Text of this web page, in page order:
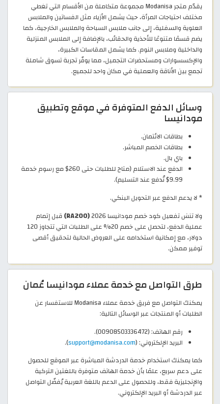
يقدّم متجر Modanisa مجموعة متكاملة من الأقسام التي تغطي
مختلف احتياجات المرأة، حيث يشمل الأزياء مثل الفساتين والملابس
العلوية والسفلية، إلى جانب ملابس السباحة والملابس الخارجية، كما
يضم قسمًا متنوعًا للأحذية والحقائب، بالإضافة إلى الملابس المنزلية
والداخلية وملابس النوم. كما يشمل المقاسات الكبيرة،
والإكسسوارات ومستحضرات التجميل، مما يوفّر تجربة تسوق شاملة
تجمع بين الأناقة والعملية في مكان واحد للجميع.
وسائل الدفع المتوفرة في موقع وتطبيق
مودانيسا
بطاقات الائتمان.
بطاقات الخصم المباشر.
باي بال.
الدفع عند الاستلام (متاح للطلبات حتى 260$ مع رسوم خدمة
9.99$ تُدفع عند التسليم).
* لا يدعم الدفع عبر التحويل البنكي.
ولا تنسَ تفعيل كود خصم مودانيسا 2026
(RA200)
قبل إتمام
عملية الدفع، لتحصل على خصم 20% على الطلبات التي تتجاوز 120
دولار، مع إمكانية استخدامه على العروض الحالية لتحقيق أقصى
توفير ممكن.
طرق التواصل مع خدمة عملاء مودانيسا عُمان
يمكنك التواصل مع فريق خدمة عملاء Modanisa للاستفسار عن
الطلبات أو المنتجات عبر الوسائل التالية:
رقم الهاتف: (00908503336472).
البريد الإلكتروني: (support@modanisa.com
).
كما يمكنك استخدام خدمة الدردشة المباشرة عبر الموقع للحصول
على دعم سريع، علمًا بأن خدمة الهاتف متوفرة باللغتين التركية
والإنجليزية فقط، وللحصول على الدعم باللغة العربية يُفضّل التواصل
عبر الدردشة أو البريد الإلكتروني.